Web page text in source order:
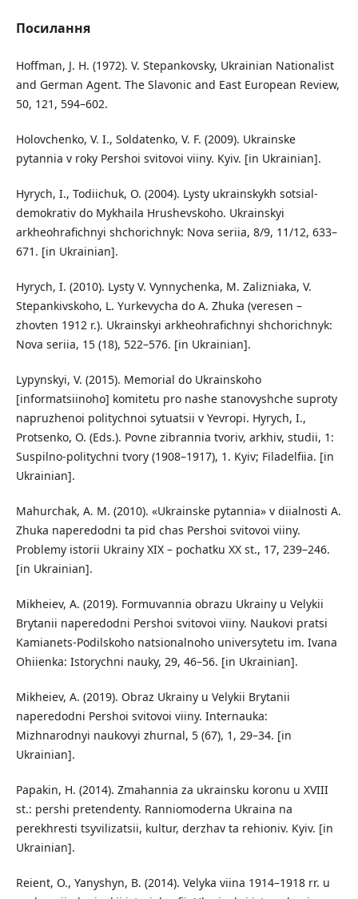
Посилання
Hoffman, J. H. (1972). V. Stepankovsky, Ukrainian Nationalist
and German Agent. The Slavonic and East European Review,
50, 121, 594–602.
Holovchenko, V. I., Soldatenko, V. F. (2009). Ukrainske
pytannia v roky Pershoi svitovoi viiny. Kyiv. [in Ukrainian].
Hyrych, I., Todiichuk, O. (2004). Lysty ukrainskykh sotsial-
demokrativ do Mykhaila Hrushevskoho. Ukrainskyi
arkheohrafichnyi shchorichnyk: Nova seriia, 8/9, 11/12, 633–
671. [in Ukrainian].
Hyrych, I. (2010). Lysty V. Vynnychenka, M. Zalizniaka, V.
Stepankivskoho, L. Yurkevycha do A. Zhuka (veresen –
zhovten 1912 r.). Ukrainskyi arkheohrafichnyi shchorichnyk:
Nova seriia, 15 (18), 522–576. [in Ukrainian].
Lypynskyi, V. (2015). Memorial do Ukrainskoho
[informatsiinoho] komitetu pro nashe stanovyshche suproty
napruzhenoi politychnoi sytuatsii v Yevropi. Hyrych, I.,
Protsenko, O. (Eds.). Povne zibrannia tvoriv, arkhiv, studii, 1:
Suspilno-politychni tvory (1908–1917), 1. Kyiv; Filadelfiia. [in
Ukrainian].
Mahurchak, A. M. (2010). «Ukrainske pytannia» v diialnosti A.
Zhuka naperedodni ta pid chas Pershoi svitovoi viiny.
Problemy istorii Ukrainy XIX – pochatku XX st., 17, 239–246.
[in Ukrainian].
Mikheiev, A. (2019). Formuvannia obrazu Ukrainy u Velykii
Brytanii naperedodni Pershoi svitovoi viiny. Naukovi pratsi
Kamianets-Podilskoho natsionalnoho universytetu im. Ivana
Ohiienka: Istorychni nauky, 29, 46–56. [in Ukrainian].
Mikheiev, A. (2019). Obraz Ukrainy u Velykii Brytanii
naperedodni Pershoi svitovoi viiny. Internauka:
Mizhnarodnyi naukovyi zhurnal, 5 (67), 1, 29–34. [in
Ukrainian].
Papakin, H. (2014). Zmahannia za ukrainsku koronu u XVIII
st.: pershi pretendenty. Ranniomoderna Ukraina na
perekhresti tsyvilizatsii, kultur, derzhav ta rehioniv. Kyiv. [in
Ukrainian].
Reient, O., Yanyshyn, B. (2014). Velyka viina 1914–1918 rr. u